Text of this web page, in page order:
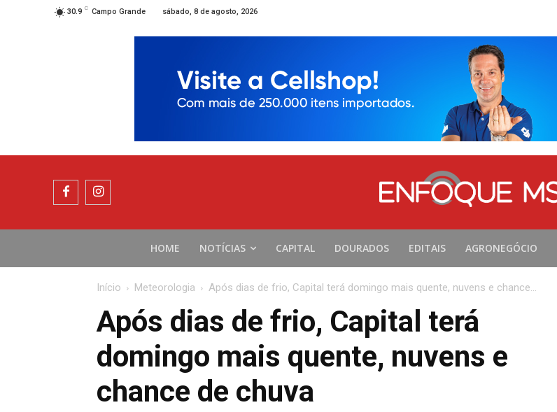
30.9 C Campo Grande sábado, 8 de agosto, 2026
HOME NOTÍCIAS CAPITAL DOURADOS EDITAIS AGRONEGÓCIO
Início Meteorologia Após dias de frio, Capital terá domingo mais quente, nuvens e chance...
Após dias de frio, Capital terá
domingo mais quente, nuvens e
chance de chuva